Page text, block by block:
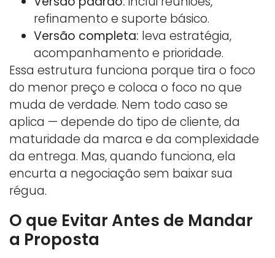
refinamento e suporte básico.
Versão completa: leva estratégia,
acompanhamento e prioridade.
Essa estrutura funciona porque tira o foco
do menor preço e coloca o foco no que
muda de verdade. Nem todo caso se
aplica — depende do tipo de cliente, da
maturidade da marca e da complexidade
da entrega. Mas, quando funciona, ela
encurta a negociação sem baixar sua
régua.
O que Evitar Antes de Mandar
a Proposta